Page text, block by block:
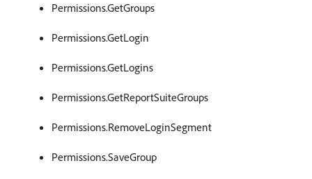
Permissions.GetGroups
Permissions.GetLogin
Permissions.GetLogins
Permissions.GetReportSuiteGroups
Permissions.RemoveLoginSegment
Permissions.SaveGroup